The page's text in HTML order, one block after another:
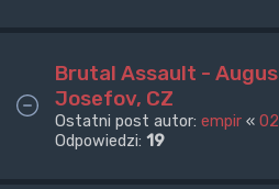
Brutal Assault -
Josefov, CZ
Ostatni post autor: empir «
Odpowiedzi: 19